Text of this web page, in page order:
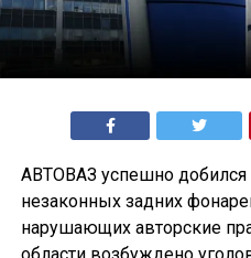
АВТОВАЗ успешно добился
незаконных задних
нарушающих авторские